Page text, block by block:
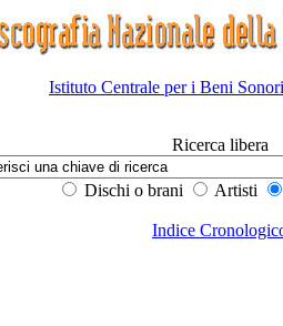
Istituto Centrale per i Beni
Ricerca libera
Dischi o brani Artisti
Indice